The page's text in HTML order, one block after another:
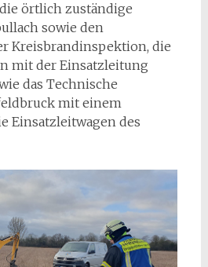
örtlich zuständige
sowie den
Kreisbrandinspektion, die
mit der Einsatzleitung
das Technische
mit einem
Einsatzleitwagen des